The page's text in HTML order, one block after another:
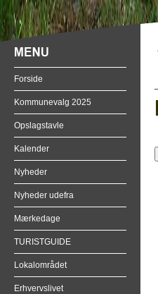
Forside
Kommunevalg 2025
Opslagstavle
Kalender
Nyheder
Nyheder udefra
Mærkedage
TURISTGUIDE
Lokalområdet
Erhvervslivet